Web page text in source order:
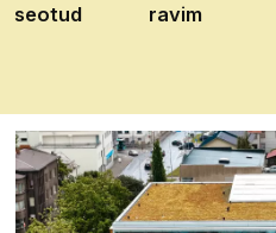
seotud
ravim